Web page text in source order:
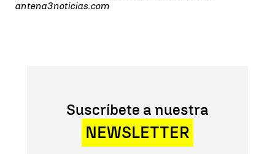
antena3noticias.com
Suscríbete a nuestra
NEWSLETTER